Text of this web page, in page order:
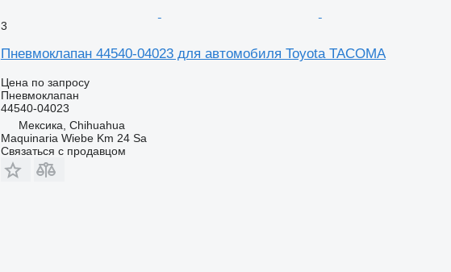
3
Пневмоклапан 44540-04023 для автомобиля Toyota TACOMA
Цена по запросу
Пневмоклапан
44540-04023
Мексика, Chihuahua
Maquinaria Wiebe Km 24 Sa
Связаться с продавцом